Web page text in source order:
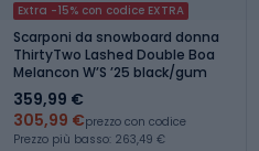
Extra -15% con codice EXTRA
Scarponi da snowboard donna
ThirtyTwo Lashed Double Boa
Melancon WʼS ʼ25 black/gum
359,99 €
305,99 €prezzo con codice
Prezzo più basso: 263,49 €